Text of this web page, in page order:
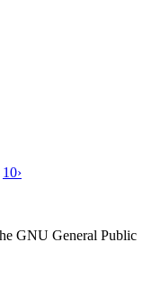
10›
GNU General Public